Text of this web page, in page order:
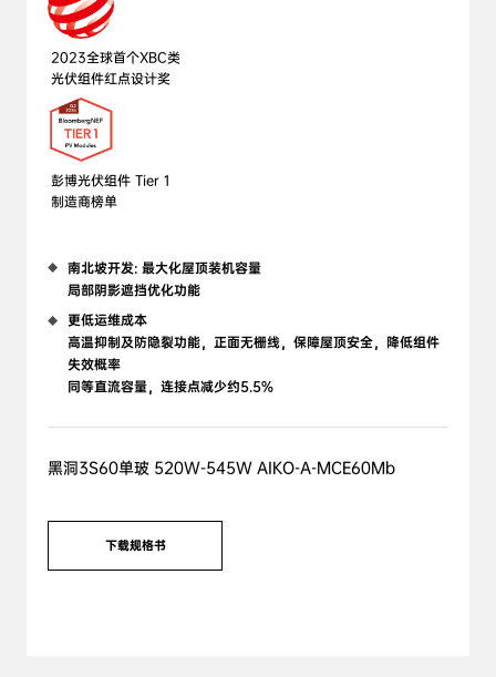
2023全球首个XBC类
光伏组件红点设计奖
彭博光伏组件 Tier 1
制造商榜单
南北坡开发: 最大化屋顶装机容量
局部阴影遮挡优化功能
更低运维成本
高温抑制及防隐裂功能，正面无栅线，保障屋顶安全，降低组件
失效概率
同等直流容量，连接点减少约5.5%
黑洞3S60单玻 520W-545W AIKO-A-MCE60Mb
下载规格书